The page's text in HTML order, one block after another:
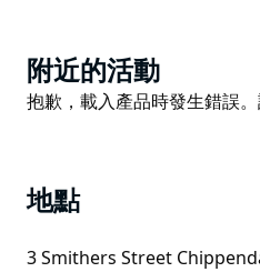
Product
List
附近的活動
Product
抱歉，載入產品時發生錯誤。
地點
3 Smithers Street